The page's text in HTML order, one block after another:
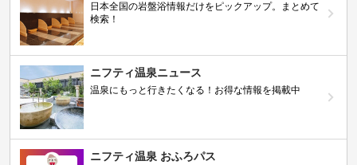
日本全国の岩盤浴情報だけをピックアップ。まとめて
検索！
ニフティ温泉ニュース
温泉にもっと行きたくなる！お得な情報を掲載中
ニフティ温泉 おふろパス